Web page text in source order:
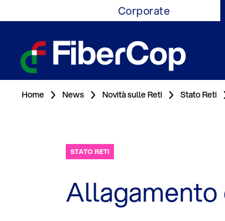
Corporate
Home News Novità sulle Reti Stato Reti
STATO RETI
Allagamento